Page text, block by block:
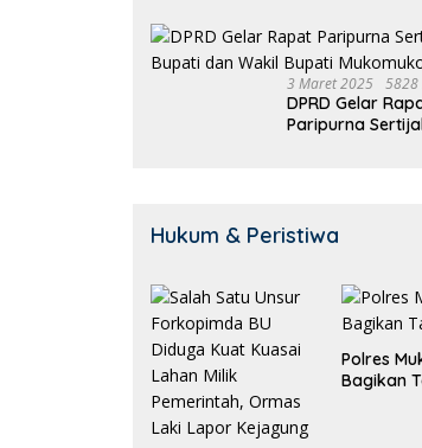
Ditingkatkan!
3 Maret 2025 5828
DPRD Gelar
Paripurna
Hukum & Peristiwa
Polres
Bagikan